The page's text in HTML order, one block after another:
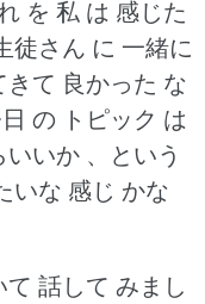
を 私 は 感じた
徒さん に 一緒に
て 良かった な
の トピック は
いか 、という
いな 感じ かな
話して みまし